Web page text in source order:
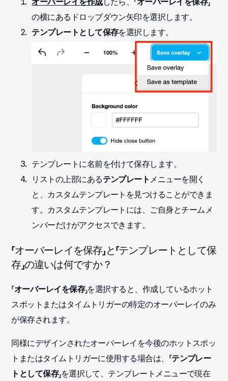
の横にあるドロップダウン矢印を選択します。
テンプレートとして保存を選択します。
テンプレートに名前を付けて保存します。
リストの上部にあるテンプレートメニューを開く
と、カスタムテンプレートを見つけることができま
す。カスタムテンプレートには、ご自身とチームメ
ンバーだけがアクセスできます。
「オーバーレイを保存」と「テンプレートとして保
存」の違いは何ですか？
「オーバーレイを保存」を選択すると、作成しているホット
スポットまたはタイムトリガーの特定のオーバーレイのみ
が保存されます。
同様にデザインされたオーバーレイを今後のホットスポッ
トまたはタイムトリガーに使用する場合は、「テンプレー
トとして保存」を選択して、テンプレートメニューで現在